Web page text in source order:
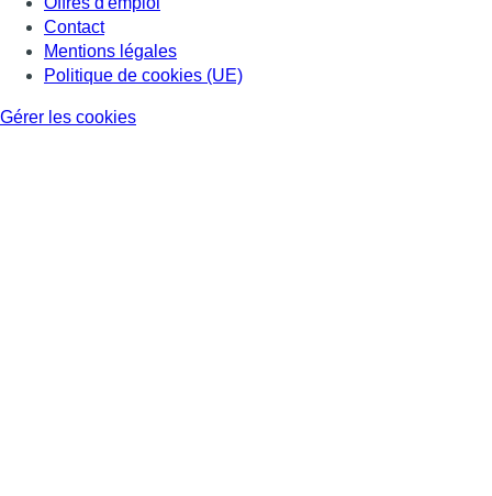
Contact
Mentions légales
Politique de cookies (UE)
Gérer les cookies